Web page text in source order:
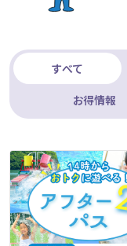
すべて
お得情報